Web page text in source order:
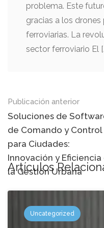
problema. Este
gracias a los
ferroviarias. La
sector ferroviario El
Mensaje
de
navegación
Publicación anterior
Soluciones de
de Comando y Control
para Ciudades:
Innovación y Eficiencia
la Gestión Urbana
Artículos
Uncategorized